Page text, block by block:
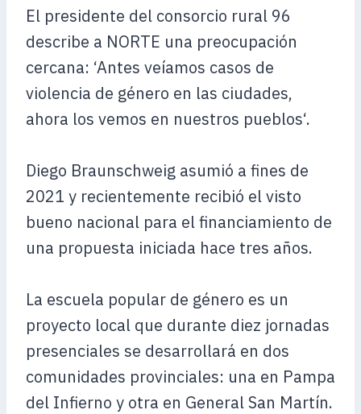
El presidente del consorcio rural 96
describe a NORTE una preocupación
cercana: ‘Antes veíamos casos de
violencia de género en las ciudades,
ahora los vemos en nuestros pueblos‘.
Diego Braunschweig asumió a fines de
2021 y recientemente recibió el visto
bueno nacional para el financiamiento de
una propuesta iniciada hace tres años.
La escuela popular de género es un
proyecto local que durante diez jornadas
presenciales se desarrollará en dos
comunidades provinciales: una en Pampa
del Infierno y otra en General San Martín.